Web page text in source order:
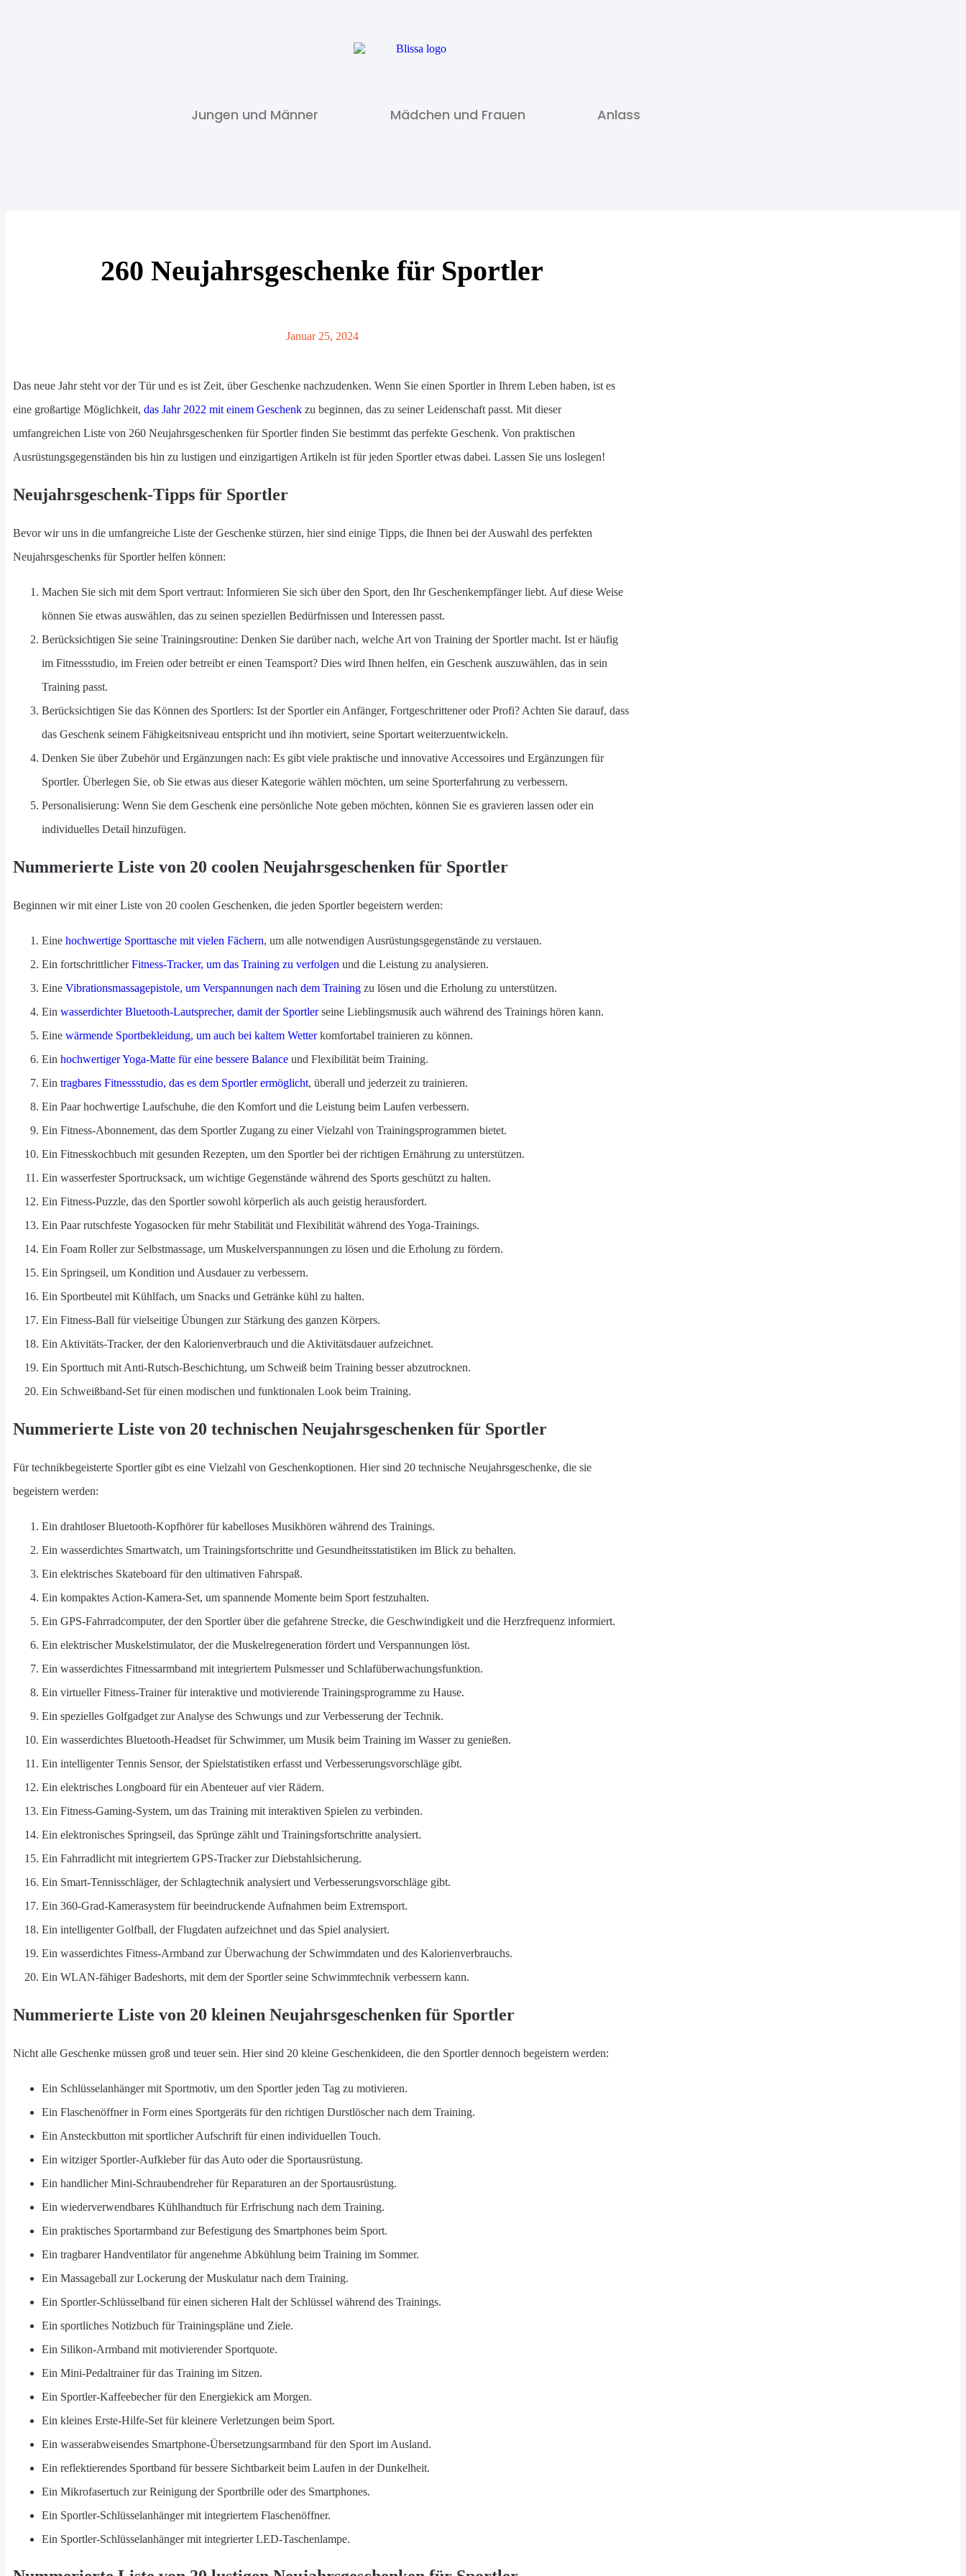
Jungen und Männer Mädchen und Frauen Anlass
260 Neujahrsgeschenke für Sportler
Januar 25, 2024
Das neue Jahr steht vor der Tür und es ist Zeit, über Geschenke nachzudenken. Wenn Sie einen Sportler in Ihrem Leben haben, ist es
eine großartige Möglichkeit, das Jahr 2022 mit einem Geschenk zu beginnen, das zu seiner Leidenschaft passt. Mit dieser
umfangreichen Liste von 260 Neujahrsgeschenken für Sportler finden Sie bestimmt das perfekte Geschenk. Von praktischen
Ausrüstungsgegenständen bis hin zu lustigen und einzigartigen Artikeln ist für jeden Sportler etwas dabei. Lassen Sie uns loslegen!
Neujahrsgeschenk-Tipps für Sportler
Bevor wir uns in die umfangreiche Liste der Geschenke stürzen, hier sind einige Tipps, die Ihnen bei der Auswahl des perfekten
Neujahrsgeschenks für Sportler helfen können:
Machen Sie sich mit dem Sport vertraut: Informieren Sie sich über den Sport, den Ihr Geschenkempfänger liebt. Auf diese Weise
können Sie etwas auswählen, das zu seinen speziellen Bedürfnissen und Interessen passt.
Berücksichtigen Sie seine Trainingsroutine: Denken Sie darüber nach, welche Art von Training der Sportler macht. Ist er häufig
im Fitnessstudio, im Freien oder betreibt er einen Teamsport? Dies wird Ihnen helfen, ein Geschenk auszuwählen, das in sein
Training passt.
Berücksichtigen Sie das Können des Sportlers: Ist der Sportler ein Anfänger, Fortgeschrittener oder Profi? Achten Sie darauf, dass
das Geschenk seinem Fähigkeitsniveau entspricht und ihn motiviert, seine Sportart weiterzuentwickeln.
Denken Sie über Zubehör und Ergänzungen nach: Es gibt viele praktische und innovative Accessoires und Ergänzungen für
Sportler. Überlegen Sie, ob Sie etwas aus dieser Kategorie wählen möchten, um seine Sporterfahrung zu verbessern.
Personalisierung: Wenn Sie dem Geschenk eine persönliche Note geben möchten, können Sie es gravieren lassen oder ein
individuelles Detail hinzufügen.
Nummerierte Liste von 20 coolen Neujahrsgeschenken für Sportler
Beginnen wir mit einer Liste von 20 coolen Geschenken, die jeden Sportler begeistern werden:
Eine hochwertige Sporttasche mit vielen Fächern, um alle notwendigen Ausrüstungsgegenstände zu verstauen.
Ein fortschrittlicherFitness-Tracker, um das Training zu verfolgen und die Leistung zu analysieren.
Eine Vibrationsmassagepistole, um Verspannungen nach dem Training zu lösen und die Erholung zu unterstützen.
Ein wasserdichter Bluetooth-Lautsprecher, damit der Sportlerseine Lieblingsmusik auch während des Trainings hören kann.
Eine wärmende Sportbekleidung, um auch bei kaltem Wetterkomfortabel trainieren zu können.
Ein hochwertiger Yoga-Matte für eine bessere Balance und Flexibilität beim Training.
Ein tragbares Fitnessstudio, das es dem Sportler ermöglicht, überall und jederzeit zu trainieren.
Ein Paar hochwertige Laufschuhe, die den Komfort und die Leistung beim Laufen verbessern.
Ein Fitness-Abonnement, das dem Sportler Zugang zu einer Vielzahl von Trainingsprogrammen bietet.
Ein Fitnesskochbuch mit gesunden Rezepten, um den Sportler bei der richtigen Ernährung zu unterstützen.
Ein wasserfester Sportrucksack, um wichtige Gegenstände während des Sports geschützt zu halten.
Ein Fitness-Puzzle, das den Sportler sowohl körperlich als auch geistig herausfordert.
Ein Paar rutschfeste Yogasocken für mehr Stabilität und Flexibilität während des Yoga-Trainings.
Ein Foam Roller zur Selbstmassage, um Muskelverspannungen zu lösen und die Erholung zu fördern.
Ein Springseil, um Kondition und Ausdauer zu verbessern.
Ein Sportbeutel mit Kühlfach, um Snacks und Getränke kühl zu halten.
Ein Fitness-Ball für vielseitige Übungen zur Stärkung des ganzen Körpers.
Ein Aktivitäts-Tracker, der den Kalorienverbrauch und die Aktivitätsdauer aufzeichnet.
Ein Sporttuch mit Anti-Rutsch-Beschichtung, um Schweiß beim Training besser abzutrocknen.
Ein Schweißband-Set für einen modischen und funktionalen Look beim Training.
Nummerierte Liste von 20 technischen Neujahrsgeschenken für Sportler
Für technikbegeisterte Sportler gibt es eine Vielzahl von Geschenkoptionen. Hier sind 20 technische Neujahrsgeschenke, die sie
begeistern werden:
Ein drahtloser Bluetooth-Kopfhörer für kabelloses Musikhören während des Trainings.
Ein wasserdichtes Smartwatch, um Trainingsfortschritte und Gesundheitsstatistiken im Blick zu behalten.
Ein elektrisches Skateboard für den ultimativen Fahrspaß.
Ein kompaktes Action-Kamera-Set, um spannende Momente beim Sport festzuhalten.
Ein GPS-Fahrradcomputer, der den Sportler über die gefahrene Strecke, die Geschwindigkeit und die Herzfrequenz informiert.
Ein elektrischer Muskelstimulator, der die Muskelregeneration fördert und Verspannungen löst.
Ein wasserdichtes Fitnessarmband mit integriertem Pulsmesser und Schlafüberwachungsfunktion.
Ein virtueller Fitness-Trainer für interaktive und motivierende Trainingsprogramme zu Hause.
Ein spezielles Golfgadget zur Analyse des Schwungs und zur Verbesserung der Technik.
Ein wasserdichtes Bluetooth-Headset für Schwimmer, um Musik beim Training im Wasser zu genießen.
Ein intelligenter Tennis Sensor, der Spielstatistiken erfasst und Verbesserungsvorschläge gibt.
Ein elektrisches Longboard für ein Abenteuer auf vier Rädern.
Ein Fitness-Gaming-System, um das Training mit interaktiven Spielen zu verbinden.
Ein elektronisches Springseil, das Sprünge zählt und Trainingsfortschritte analysiert.
Ein Fahrradlicht mit integriertem GPS-Tracker zur Diebstahlsicherung.
Ein Smart-Tennisschläger, der Schlagtechnik analysiert und Verbesserungsvorschläge gibt.
Ein 360-Grad-Kamerasystem für beeindruckende Aufnahmen beim Extremsport.
Ein intelligenter Golfball, der Flugdaten aufzeichnet und das Spiel analysiert.
Ein wasserdichtes Fitness-Armband zur Überwachung der Schwimmdaten und des Kalorienverbrauchs.
Ein WLAN-fähiger Badeshorts, mit dem der Sportler seine Schwimmtechnik verbessern kann.
Nummerierte Liste von 20 kleinen Neujahrsgeschenken für Sportler
Nicht alle Geschenke müssen groß und teuer sein. Hier sind 20 kleine Geschenkideen, die den Sportler dennoch begeistern werden:
Ein Schlüsselanhänger mit Sportmotiv, um den Sportler jeden Tag zu motivieren.
Ein Flaschenöffner in Form eines Sportgeräts für den richtigen Durstlöscher nach dem Training.
Ein Ansteckbutton mit sportlicher Aufschrift für einen individuellen Touch.
Ein witziger Sportler-Aufkleber für das Auto oder die Sportausrüstung.
Ein handlicher Mini-Schraubendreher für Reparaturen an der Sportausrüstung.
Ein wiederverwendbares Kühlhandtuch für Erfrischung nach dem Training.
Ein praktisches Sportarmband zur Befestigung des Smartphones beim Sport.
Ein tragbarer Handventilator für angenehme Abkühlung beim Training im Sommer.
Ein Massageball zur Lockerung der Muskulatur nach dem Training.
Ein Sportler-Schlüsselband für einen sicheren Halt der Schlüssel während des Trainings.
Ein sportliches Notizbuch für Trainingspläne und Ziele.
Ein Silikon-Armband mit motivierender Sportquote.
Ein Mini-Pedaltrainer für das Training im Sitzen.
Ein Sportler-Kaffeebecher für den Energiekick am Morgen.
Ein kleines Erste-Hilfe-Set für kleinere Verletzungen beim Sport.
Ein wasserabweisendes Smartphone-Übersetzungsarmband für den Sport im Ausland.
Ein reflektierendes Sportband für bessere Sichtbarkeit beim Laufen in der Dunkelheit.
Ein Mikrofasertuch zur Reinigung der Sportbrille oder des Smartphones.
Ein Sportler-Schlüsselanhänger mit integriertem Flaschenöffner.
Ein Sportler-Schlüsselanhänger mit integrierter LED-Taschenlampe.